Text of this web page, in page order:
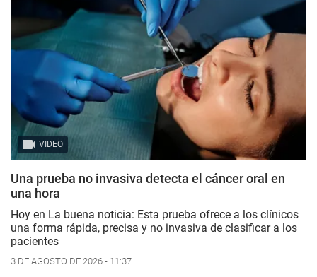
VIDEO
Una prueba no invasiva detecta el cáncer oral en
una hora
Hoy en La buena noticia: Esta prueba ofrece a los clínicos
una forma rápida, precisa y no invasiva de clasificar a los
pacientes
3 DE AGOSTO DE 2026 - 11:37